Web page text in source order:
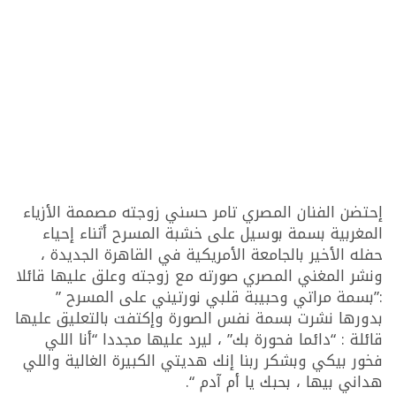
إحتضن الفنان المصري تامر حسني زوجته مصممة الأزياء
المغربية بسمة بوسيل على خشبة المسرح أثناء إحياء
حفله الأخير بالجامعة الأمريكية في القاهرة الجديدة ،
ونشر المغني المصري صورته مع زوجته وعلق عليها قائلا
:”بسمة مراتي وحبيبة قلبي نورتيني على المسرح ”
بدورها نشرت بسمة نفس الصورة وإكتفت بالتعليق عليها
قائلة : “دائما فحورة بك” ، ليرد عليها مجددا “أنا اللي
فخور بيكي وبشكر ربنا إنك هديتي الكبيرة الغالية واللي
هداني بيها ، بحبك يا أم آدم “.